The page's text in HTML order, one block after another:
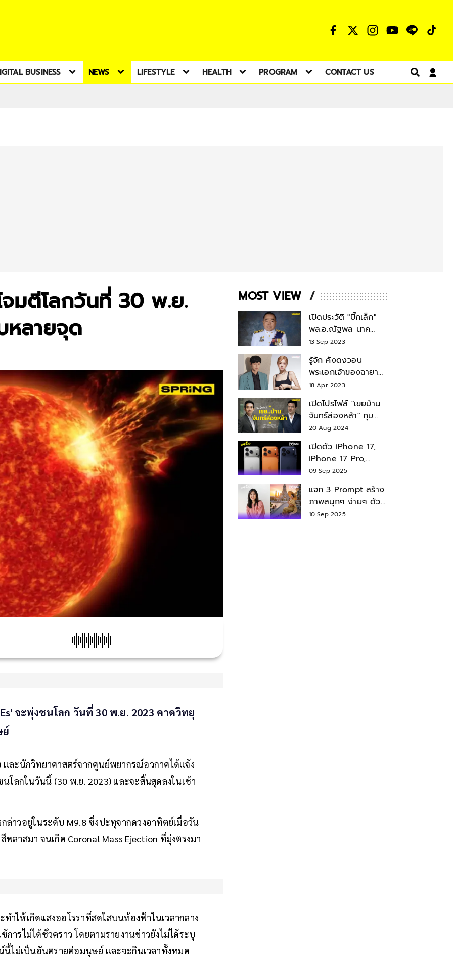
BUSINESS NEWS LIFESTYLE HEALTH PROGRAM CONTACT US
มตีโลกวันที่ 30 พ.ย.
หลายจุด
จะพุ่งชนโลก วันที่ 30 พ.ย. 2023 คาดวิทยุ
ย์
และนักวิทยาศาสตร์จากศูนย์พยากรณ์อวกาศได้แจ้ง
นโลกในวันนี้ (30 พ.ย. 2023) และจะสิ้นสุดลงในเช้า
ล่าวอยู่ในระดับ M9.8 ซึ่งปะทุจากดวงอาทิตย์เมื่อวัน
ลาสมา จนเกิด Coronal Mass Ejection ที่มุ่งตรงมา
ำให้เกิดแสงออโรราที่สดใสบนท้องฟ้าในเวลากลาง
รไม่ได้ชั่วคราว โดยตามรายงานข่าวยังไม่ได้ระบุ
นี้ไม่เป็นอันตรายต่อมนุษย์ และจะกินเวลาทั้งหมด
MOST VIEW
เปิดประวัติ "บิ๊กเล็ก"
พล.อ.ณัฐพล นาค
พาณิชย์ จากเลขาฯ
สมช.-เลขาฯ
รมว.กลาโหม
13 Sep 2023
รู้จัก คังดงวอน
พระเอกเจ้าของฉายา
สมบัติแห่งชาติ หลังมี
18 Apr 2023
เปิดโปรไฟล์ "เขยบ้าน
จันทร์ส่องหล้า" กุม
บังเหียนธุรกิจตระกูล
"ชินวัตร"
20 Aug 2024
เปิดตัว iPhone 17,
iPhone 17 Pro,
iPhone 17 Air สเปค
09 Sep 2025
แจก 3 Prompt สร้าง
ภาพสนุกๆ ง่ายๆ ด้วย
Nano Banana ใน
10 Sep 2025